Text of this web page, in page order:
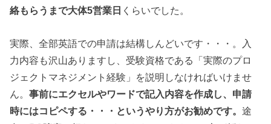
絡もらうまで大体5営業日 くらいでした。
実際、全部英語での申請は結構しんどいです・・・。入
力内容も沢山ありますし、受験資格である「実際のプロ
ジェクトマネジメント経験」を説明しなければいけませ
ん。事前にエクセルやワードで記入内容を作成し、申請
時にはコピペする・・・というやり方がお勧めです。途